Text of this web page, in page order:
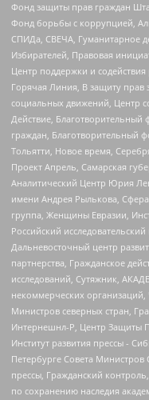
Фонд защиты прав граждан
Фонд борьбы с коррупцией,
СПИДа, СВЕЧА, Гуманитарное
Избирателей, Правовая
Центр поддержки и
Горячая Линия, В защиту прав
социальных движений, Центр
Действие,
граждан,
Тольятти, Новое время,
Проект Апрель, Самарская
Аналитический Центр Юрия
имени Андрея Рылькова,
группа, Женщины Евразии,
Российский
Дальневосточный центр
партнерства, Гражданское
исследований, Сутяжник,
некоммерческих
Министров северных стран,
Интернешнл-Р, Центр Защиты
Институт развития прессы -
Петербурге Совета
прессы, Гражданский
по сохранению наследия